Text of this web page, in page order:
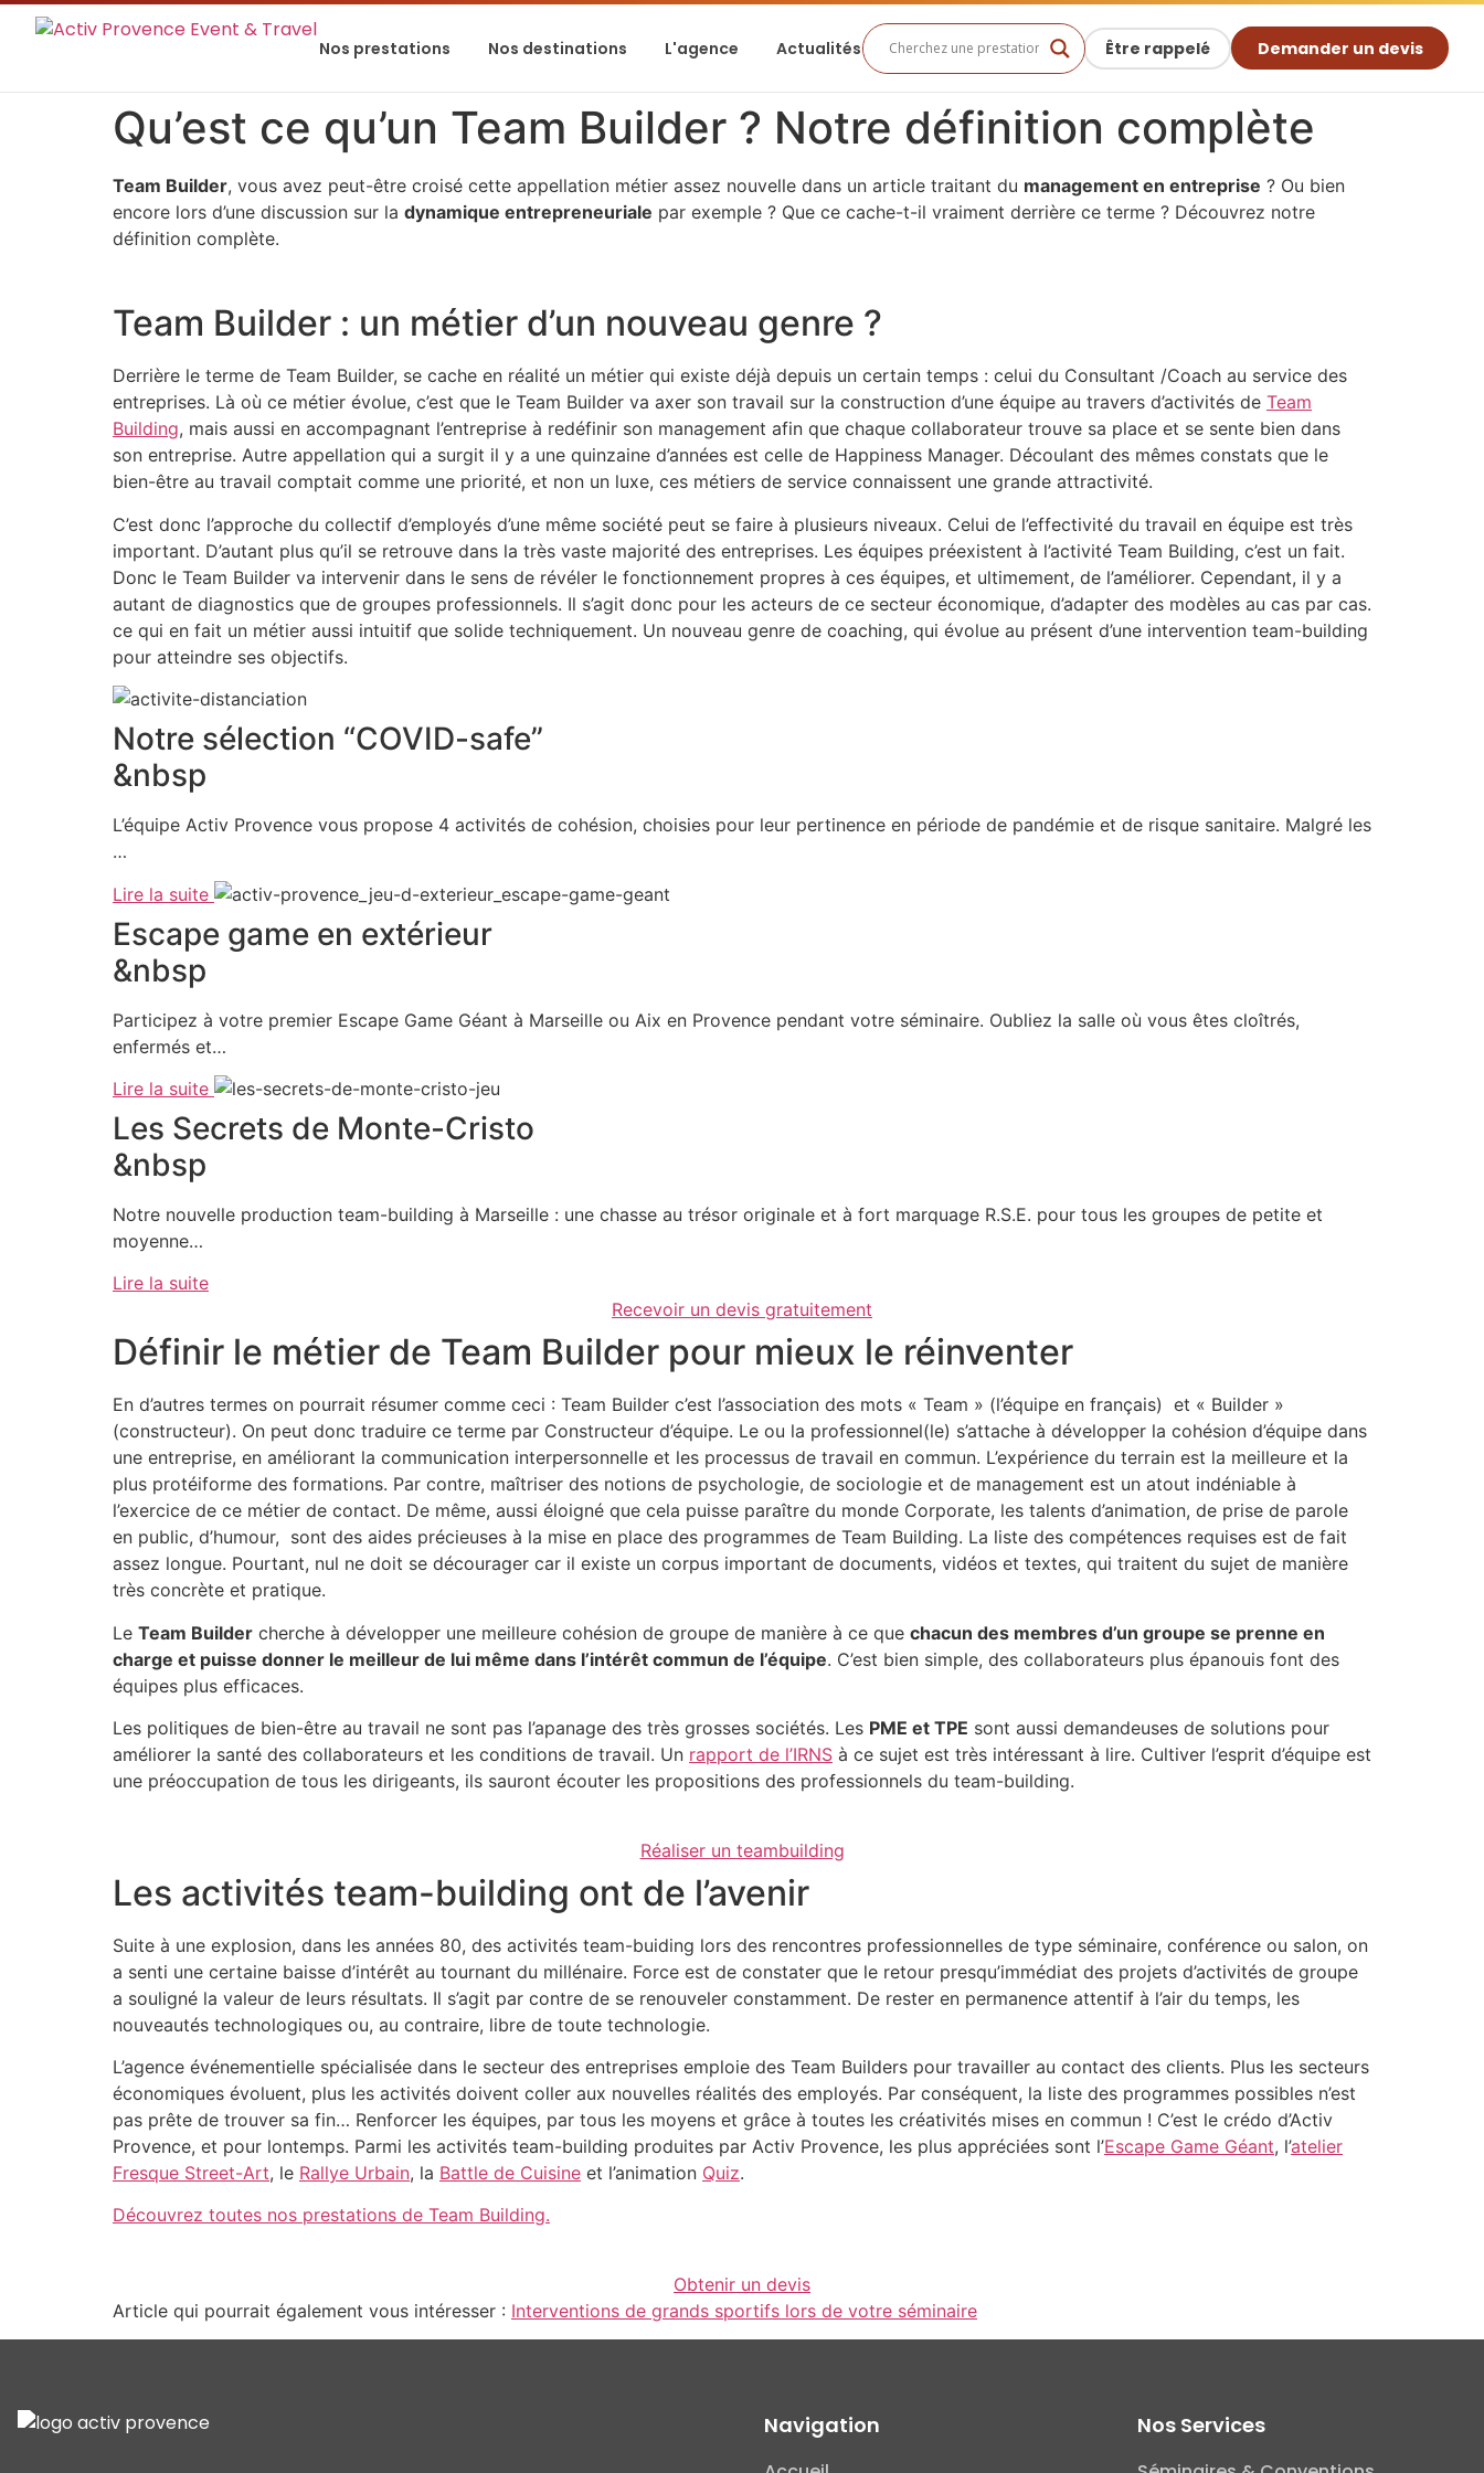
Nos prestations Nos destinations L'agence Actualités Être rappelé Demander un devis
Qu’est ce qu’un Team Builder ? Notre définition complète
Team Builder, vous avez peut-être croisé cette appellation métier assez nouvelle dans un article traitant du management en entreprise ? Ou bien
encore lors d’une discussion sur la dynamique entrepreneuriale par exemple ? Que ce cache-t-il vraiment derrière ce terme ? Découvrez notre
définition complète.
Team Builder : un métier d’un nouveau genre ?
Derrière le terme de Team Builder, se cache en réalité un métier qui existe déjà depuis un certain temps : celui du Consultant /Coach au service des
entreprises. Là où ce métier évolue, c’est que le Team Builder va axer son travail sur la construction d’une équipe au travers d’activités de Team
Building, mais aussi en accompagnant l’entreprise à redéfinir son management afin que chaque collaborateur trouve sa place et se sente bien dans
son entreprise. Autre appellation qui a surgit il y a une quinzaine d’années est celle de Happiness Manager. Découlant des mêmes constats que le
bien-être au travail comptait comme une priorité, et non un luxe, ces métiers de service connaissent une grande attractivité.
C’est donc l’approche du collectif d’employés d’une même société peut se faire à plusieurs niveaux. Celui de l’effectivité du travail en équipe est très
important. D’autant plus qu’il se retrouve dans la très vaste majorité des entreprises. Les équipes préexistent à l’activité Team Building, c’est un fait.
Donc le Team Builder va intervenir dans le sens de révéler le fonctionnement propres à ces équipes, et ultimement, de l’améliorer. Cependant, il y a
autant de diagnostics que de groupes professionnels. Il s’agit donc pour les acteurs de ce secteur économique, d’adapter des modèles au cas par cas.
ce qui en fait un métier aussi intuitif que solide techniquement. Un nouveau genre de coaching, qui évolue au présent d’une intervention team-building
pour atteindre ses objectifs.
Notre sélection “COVID-safe”
&nbsp
L’équipe Activ Provence vous propose 4 activités de cohésion, choisies pour leur pertinence en période de pandémie et de risque sanitaire. Malgré les
…
Lire la suite
Escape game en extérieur
&nbsp
Participez à votre premier Escape Game Géant à Marseille ou Aix en Provence pendant votre séminaire. Oubliez la salle où vous êtes cloîtrés,
enfermés et…
Lire la suite
Les Secrets de Monte-Cristo
&nbsp
Notre nouvelle production team-building à Marseille : une chasse au trésor originale et à fort marquage R.S.E. pour tous les groupes de petite et
moyenne…
Lire la suite
Recevoir un devis gratuitement
Définir le métier de Team Builder pour mieux le réinventer
En d’autres termes on pourrait résumer comme ceci : Team Builder c’est l’association des mots « Team » (l’équipe en français) et « Builder »
(constructeur). On peut donc traduire ce terme par Constructeur d’équipe. Le ou la professionnel(le) s’attache à développer la cohésion d’équipe dans
une entreprise, en améliorant la communication interpersonnelle et les processus de travail en commun. L’expérience du terrain est la meilleure et la
plus protéiforme des formations. Par contre, maîtriser des notions de psychologie, de sociologie et de management est un atout indéniable à
l’exercice de ce métier de contact. De même, aussi éloigné que cela puisse paraître du monde Corporate, les talents d’animation, de prise de parole
en public, d’humour, sont des aides précieuses à la mise en place des programmes de Team Building. La liste des compétences requises est de fait
assez longue. Pourtant, nul ne doit se décourager car il existe un corpus important de documents, vidéos et textes, qui traitent du sujet de manière
très concrète et pratique.
Le Team Builder cherche à développer une meilleure cohésion de groupe de manière à ce que chacun des membres d’un groupe se prenne en
charge et puisse donner le meilleur de lui même dans l’intérêt commun de l’équipe. C’est bien simple, des collaborateurs plus épanouis font des
équipes plus efficaces.
Les politiques de bien-être au travail ne sont pas l’apanage des très grosses sociétés. Les PME et TPE sont aussi demandeuses de solutions pour
améliorer la santé des collaborateurs et les conditions de travail. Un rapport de l’IRNS à ce sujet est très intéressant à lire. Cultiver l’esprit d’équipe est
une préoccupation de tous les dirigeants, ils sauront écouter les propositions des professionnels du team-building.
Réaliser un teambuilding
Les activités team-building ont de l’avenir
Suite à une explosion, dans les années 80, des activités team-buiding lors des rencontres professionnelles de type séminaire, conférence ou salon, on
a senti une certaine baisse d’intérêt au tournant du millénaire. Force est de constater que le retour presqu’immédiat des projets d’activités de groupe
a souligné la valeur de leurs résultats. Il s’agit par contre de se renouveler constamment. De rester en permanence attentif à l’air du temps, les
nouveautés technologiques ou, au contraire, libre de toute technologie.
L’agence événementielle spécialisée dans le secteur des entreprises emploie des Team Builders pour travailler au contact des clients. Plus les secteurs
économiques évoluent, plus les activités doivent coller aux nouvelles réalités des employés. Par conséquent, la liste des programmes possibles n’est
pas prête de trouver sa fin… Renforcer les équipes, par tous les moyens et grâce à toutes les créativités mises en commun ! C’est le crédo d’Activ
Provence, et pour lontemps. Parmi les activités team-building produites par Activ Provence, les plus appréciées sont l’Escape Game Géant, l’atelier
Fresque Street-Art, le Rallye Urbain, la Battle de Cuisine et l’animation Quiz.
Découvrez toutes nos prestations de Team Building.
Obtenir un devis
Article qui pourrait également vous intéresser : Interventions de grands sportifs lors de votre séminaire
Navigation Nos Services